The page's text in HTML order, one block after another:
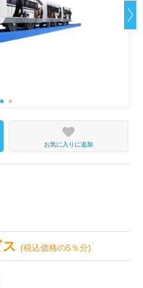
お気に入りに追加
ス(税込価格の5％分)